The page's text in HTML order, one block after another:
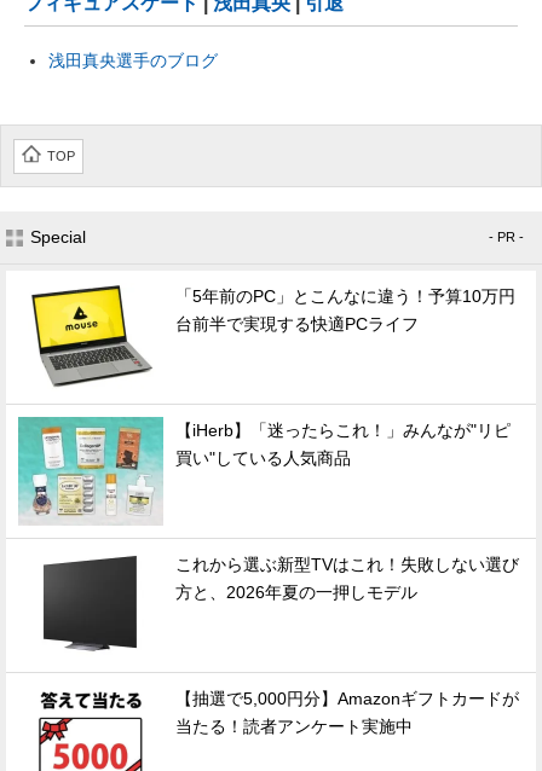
浅田真央選手のブログ
TOP
Special - PR -
「5年前のPC」とこんなに違う！予算10万円
台前半で実現する快適PCライフ
【iHerb】「迷ったらこれ！」みんなが"リピ
買い"している人気商品
これから選ぶ新型TVはこれ！失敗しない選び
方と、2026年夏の一押しモデル
【抽選で5,000円分】Amazonギフトカードが
当たる！読者アンケート実施中